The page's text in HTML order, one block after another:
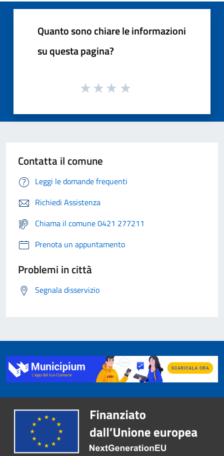
Quanto sono chiare le informazioni
su questa pagina?
Contatta il comune
Leggi le domande frequenti
Richiedi Assistenza
Chiama il comune 0421 277211
Prenota un appuntamento
Problemi in città
Segnala disservizio